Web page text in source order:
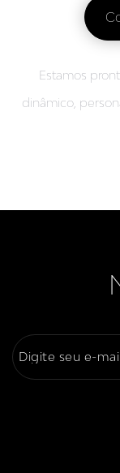
Estamos
dinâmico,